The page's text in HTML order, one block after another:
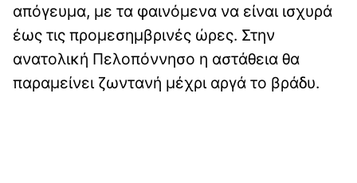
απόγευμα, με τα φαινόμενα να είναι ισχυρά
έως τις προμεσημβρινές ώρες. Στην
ανατολική Πελοπόννησο η αστάθεια θα
παραμείνει ζωντανή μέχρι αργά το βράδυ.